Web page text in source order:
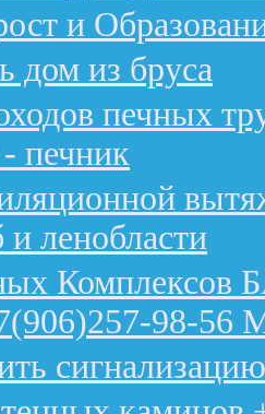
и
дом из бруса
печных
печник
ленобласти
Комплексов
98-56